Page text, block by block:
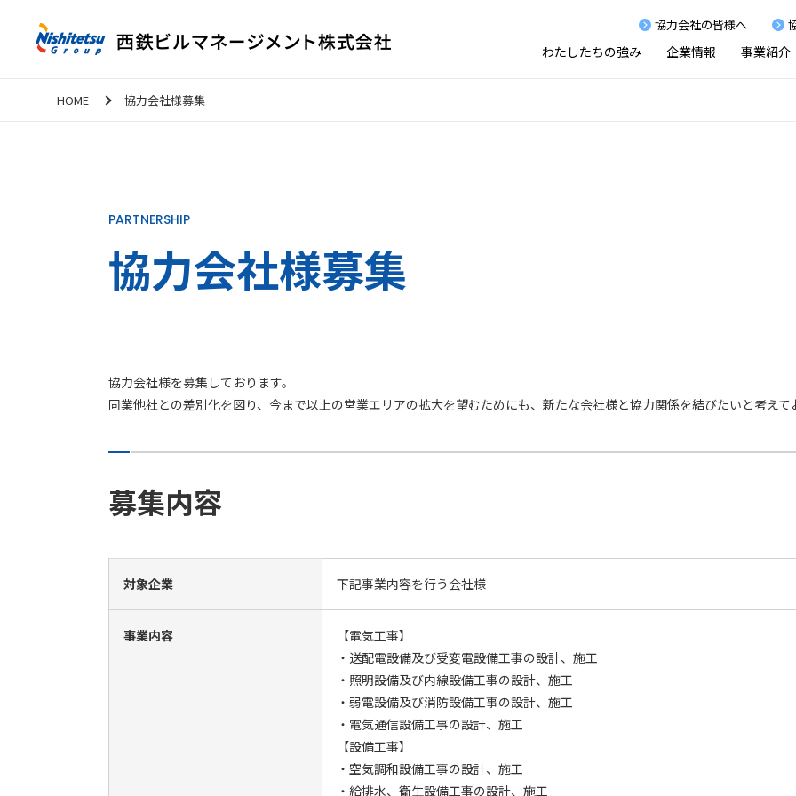
協力会社の皆様へ
わたしたちの強み 企業情報 事業紹介
HOME 協力会社様募集
協力会社様募集
PARTNERSHIP
協力会社様を募集しております。
同業他社との差別化を図り、今まで以上の営業エリアの拡大を望むためにも、新たな会社様と協力関係を結びたいと考えて
募集内容
対象企業 下記事業内容を行う会社様
事業内容
【電気工事】
・送配電設備及び受変電設備工事の設計、施工
・照明設備及び内線設備工事の設計、施工
・弱電設備及び消防設備工事の設計、施工
・電気通信設備工事の設計、施工
【設備工事】
・空気調和設備工事の設計、施工
・給排水、衛生設備工事の設計、施工